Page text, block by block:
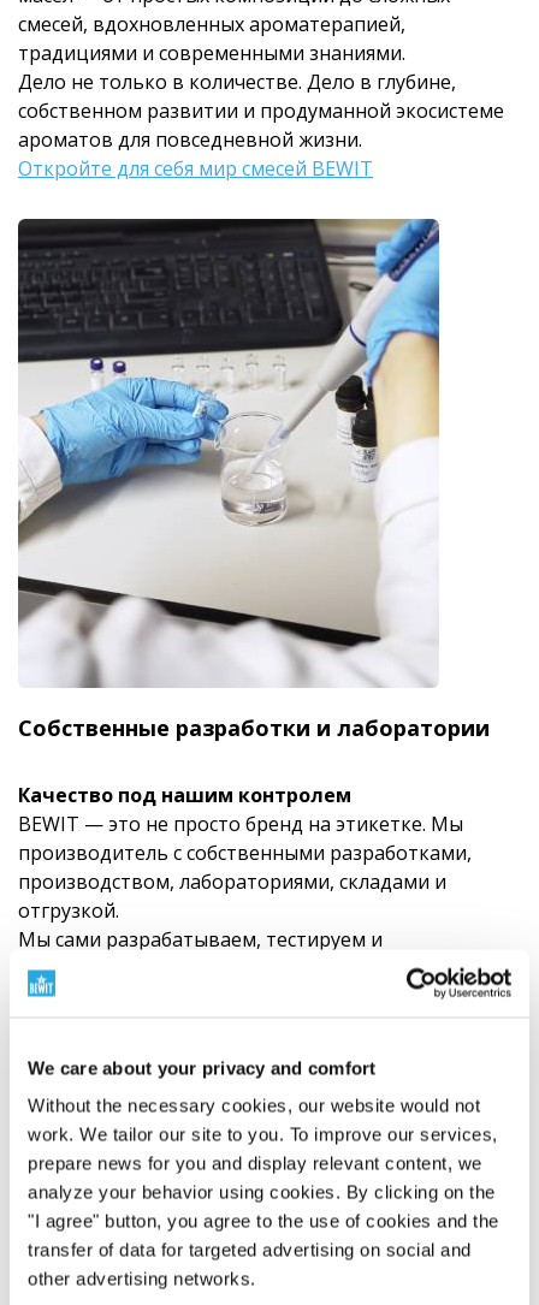
We care about your privacy and comfort
Without the necessary cookies, our website would not
work. We tailor our site to you. To improve our services,
prepare news for you and display relevant content, we
analyze your behavior using cookies. By clicking on the
"I agree" button, you agree to the use of cookies and the
transfer of data for targeted advertising on social and
other advertising networks.
смесей, вдохновленных ароматерапией,
традициями и современными знаниями.
Дело не только в количестве. Дело в глубине,
собственном развитии и продуманной экосистеме
ароматов для повседневной жизни.
Откройте для себя мир смесей BEWIT
Собственные разработки и лаборатории
Качество под нашим контролем
BEWIT — это не просто бренд на этикетке. Мы
производитель с собственными разработками,
производством, лабораториями, складами и
отгрузкой.
Мы сами разрабатываем, тестируем и
контролируем продукцию от выбора сырья до
готового продукта. Качество для нас — это не
работа.
Посмотрите, как мы работаем с качеством
Оценка
Гималайская черная
соль - мелкий помол